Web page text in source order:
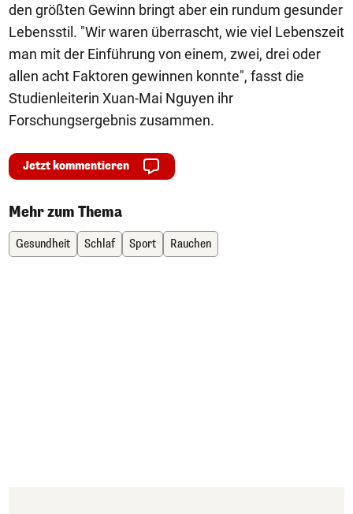
den größten Gewinn bringt aber ein rundum gesunder
Lebensstil. "Wir waren überrascht, wie viel Lebenszeit
man mit der Einführung von einem, zwei, drei oder
allen acht Faktoren gewinnen konnte", fasst die
Studienleiterin Xuan-Mai Nguyen ihr
Forschungsergebnis zusammen.
Jetzt kommentieren
Mehr zum Thema
Gesundheit Schlaf Sport Rauchen